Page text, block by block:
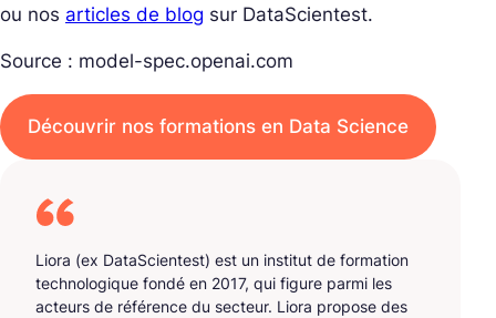
ou nos articles de blog sur DataScientest.
Source : model-spec.openai.com
Découvrir nos formations en Data Science
Liora (ex DataScientest) est un institut de formation
technologique fondé en 2017, qui figure parmi les
acteurs de référence du secteur. Liora propose des